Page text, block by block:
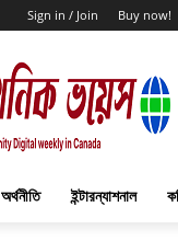
Sign in / Join Buy now!
অর্থনীতি ইন্টারন্যাশনাল